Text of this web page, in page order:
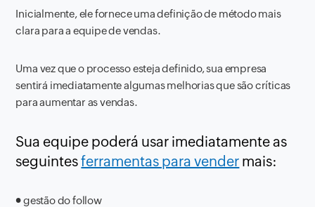
Inicialmente, ele fornece uma definição de método mais
clara para a equipe de vendas.
Uma vez que o processo esteja definido, sua empresa
sentirá imediatamente algumas melhorias que são críticas
para aumentar as vendas.
Sua equipe poderá usar imediatamente as
seguintesferramentas para vender mais:
●gestão do follow